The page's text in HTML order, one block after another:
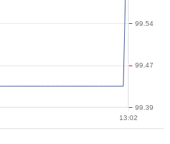
13:02
99.39
99.47
99.54